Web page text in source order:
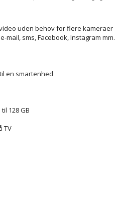
uden behov for flere kameraer
mail, sms, Facebook, Instagram mm.
en smartenhed
128 GB
TV